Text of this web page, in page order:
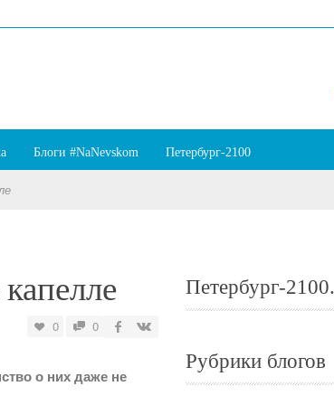
Блоги #NaNevskom Петербург-2100
0 0
о них даже не
Петербург-
Рубрики блогов